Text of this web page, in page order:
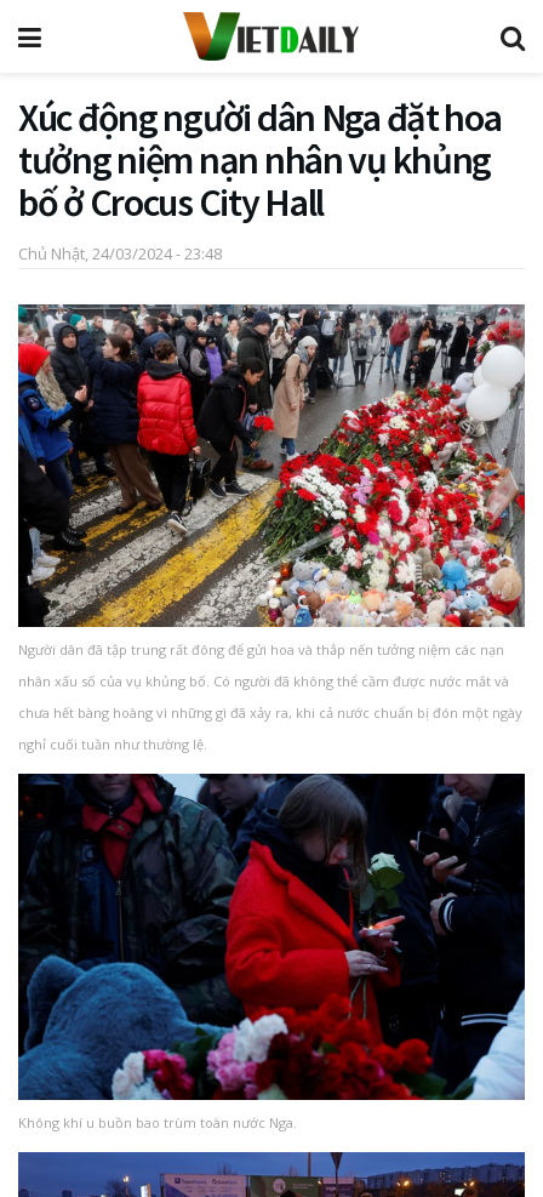
Xúc động người dân Nga đặt hoa
tưởng niệm nạn nhân vụ khủng
bố ở Crocus City Hall
Chủ Nhật, 24/03/2024 - 23:48
Người dân đã tập trung rất đông để gửi hoa và thắp nến tưởng niệm các nạn
nhân xấu số của vụ khủng bố. Có người đã không thể cầm được nước mắt và
chưa hết bàng hoàng vì những gì đã xảy ra, khi cả nước chuẩn bị đón một ngày
nghỉ cuối tuần như thường lệ.
Không khí u buồn bao trùm toàn nước Nga.